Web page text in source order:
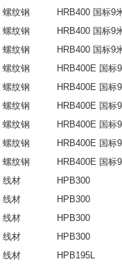
螺纹钢
HRB400 国标9
螺纹钢
HRB400 国标9
螺纹钢
HRB400 国标9
螺纹钢
HRB400E 国标
螺纹钢
HRB400E 国标
螺纹钢
HRB400E 国标
螺纹钢
HRB400E 国标
螺纹钢
HRB400E 国标
螺纹钢
HRB400E 国标
线材
HPB300
线材
HPB300
线材
HPB300
线材
HPB300
线材
HPB195L